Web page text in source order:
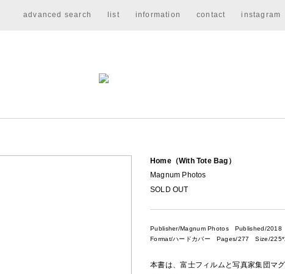
advanced search list information contact instagram
Home（With Tote Bag）
Magnum Photos
SOLD OUT
Publisher/Magnum PhotosPublished/2018
Format/ハードカバー Pages/277 Size/
本書は、富士フィルムと写真家集団マ